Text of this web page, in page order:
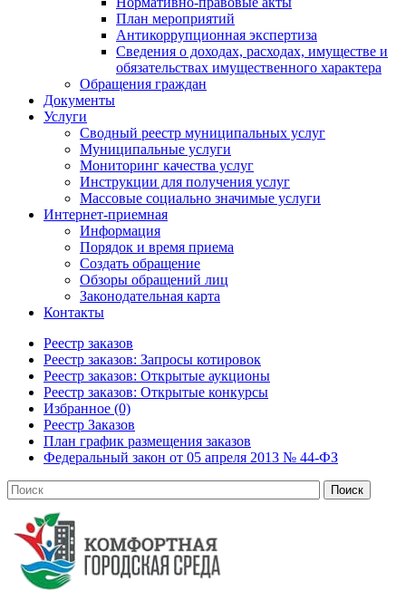
План мероприятий
Антикоррупционная экспертиза
Сведения о доходах, расходах, имуществе и
обязательствах имущественного характера
Обращения граждан
Документы
Услуги
Сводный реестр муниципальных услуг
Муниципальные услуги
Мониторинг качества услуг
Инструкции для получения услуг
Массовые социально значимые услуги
Интернет-приемная
Информация
Порядок и время приема
Создать обращение
Обзоры обращений лиц
Законодательная карта
Контакты
Реестр заказов
Реестр заказов: Запросы котировок
Реестр заказов: Открытые аукционы
Реестр заказов: Открытые конкурсы
Избранное (0)
Реестр Заказов
План график размещения заказов
Федеральный закон от 05 апреля 2013 № 44-ФЗ